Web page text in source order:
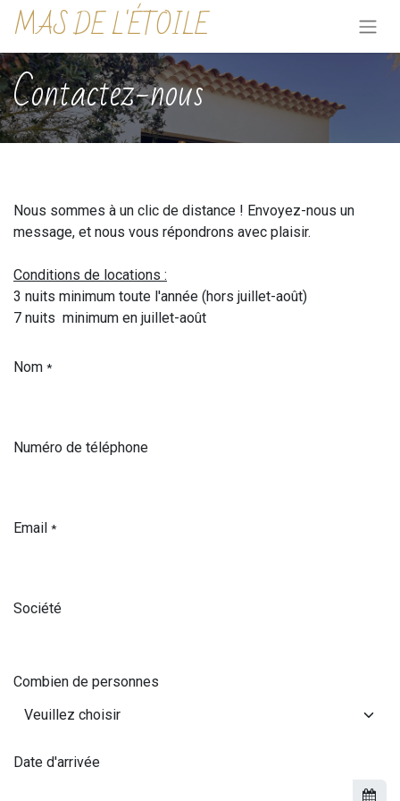
MAS DE L'ÉTOILE
Contactez-nous
Nous sommes à un clic de distance ! Envoyez-nous un
message, et nous vous répondrons avec plaisir.
Conditions de locations :
3 nuits minimum toute l'année (hors juillet-août)
7 nuits minimum en juillet-août
Nom *
Numéro de téléphone
Email *
Société
Combien de personnes
Date d'arrivée